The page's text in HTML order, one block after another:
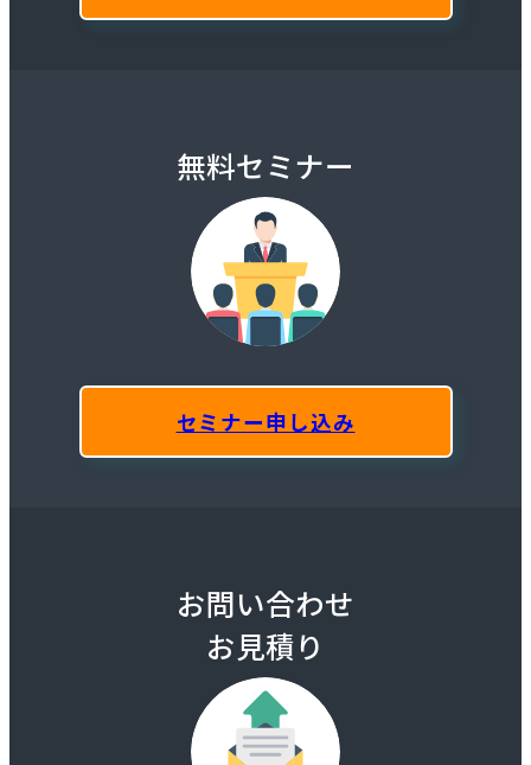
無料セミナー
セミナー申し込み
お問い合わせ
お見積り